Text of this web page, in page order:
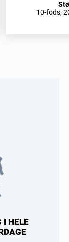
10-fods,
I HELE